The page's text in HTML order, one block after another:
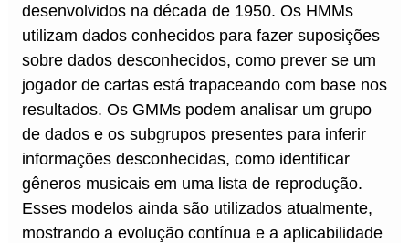
desenvolvidos na década de 1950. Os HMMs
utilizam dados conhecidos para fazer suposições
sobre dados desconhecidos, como prever se um
jogador de cartas está trapaceando com base nos
resultados. Os GMMs podem analisar um grupo
de dados e os subgrupos presentes para inferir
informações desconhecidas, como identificar
gêneros musicais em uma lista de reprodução.
Esses modelos ainda são utilizados atualmente,
mostrando a evolução contínua e a aplicabilidade